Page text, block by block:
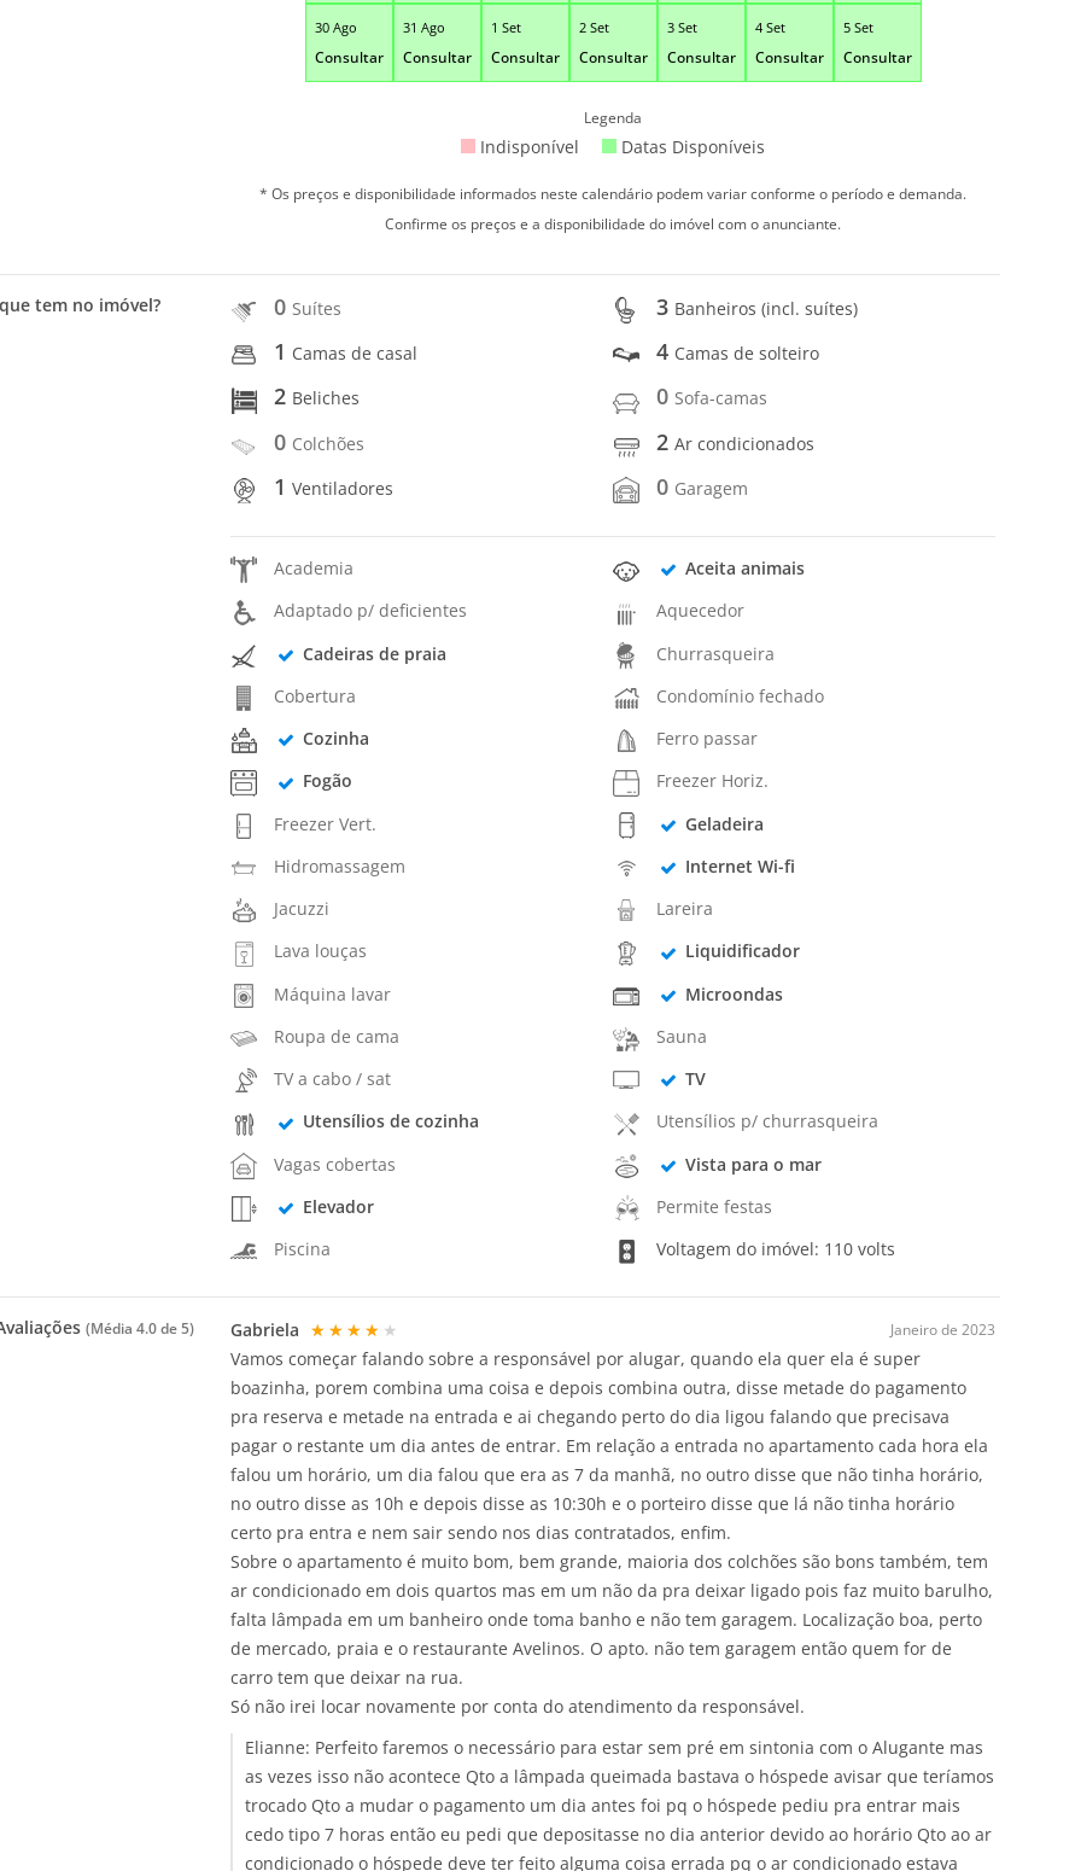
30 Ago
Consultar
31 Ago
Consultar
1 Set
Consultar
2 Set
Consultar
3 Set
Consultar
4 Set
Consultar
5 Set
Consultar
Legenda
Indisponível Datas Disponíveis
* Os preços e disponibilidade informados neste calendário podem variar conforme o período e demanda.
Confirme os preços e a disponibilidade do imóvel com o anunciante.
tem no imóvel? 0 Suítes 3 Banheiros (incl. suítes)
1 Camas de casal 4 Camas de solteiro
2 Beliches 0 Sofa-camas
0 Colchões 2Ar condicionados
1Ventiladores 0 Garagem
Academia
Aceita animais
Adaptado p/ deficientes
Aquecedor
Cadeiras de praia
Churrasqueira
Cobertura
Condomínio fechado
Cozinha
Ferro passar
Fogão
Freezer Horiz.
Freezer Vert.
Geladeira
Hidromassagem
Internet Wi-fi
Jacuzzi
Lareira
Lava louças
Liquidificador
Máquina lavar
Microondas
Roupa de cama
Sauna
TV a cabo / sat
TV
Utensílios de cozinha
Utensílios p/ churrasqueira
Vagas cobertas
Vista para o mar
Elevador
Permite festas
Piscina
Voltagem do imóvel: 110 volts
(Média 4.0 de 5) Janeiro de 2023
Gabriela ★★★★★
Vamos começar falando sobre a responsável por alugar, quando ela quer ela é super
boazinha, porem combina uma coisa e depois combina outra, disse metade do pagamento
pra reserva e metade na entrada e ai chegando perto do dia ligou falando que precisava
pagar o restante um dia antes de entrar. Em relação a entrada no apartamento cada hora ela
falou um horário, um dia falou que era as 7 da manhã, no outro disse que não tinha horário,
no outro disse as 10h e depois disse as 10:30h e o porteiro disse que lá não tinha horário
certo pra entra e nem sair sendo nos dias contratados, enfim.
Sobre o apartamento é muito bom, bem grande, maioria dos colchões são bons também, tem
ar condicionado em dois quartos mas em um não da pra deixar ligado pois faz muito barulho,
falta lâmpada em um banheiro onde toma banho e não tem garagem. Localização boa, perto
de mercado, praia e o restaurante Avelinos. O apto. não tem garagem então quem for de
carro tem que deixar na rua.
Só não irei locar novamente por conta do atendimento da responsável.
Elianne: Perfeito faremos o necessário para estar sem pré em sintonia com o Alugante mas
as vezes isso não acontece Qto a lâmpada queimada bastava o hóspede avisar que teríamos
trocado Qto a mudar o pagamento um dia antes foi pq o hóspede pediu pra entrar mais
cedo tipo 7 horas então eu pedi que depositasse no dia anterior devido ao horário Qto ao ar
condicionado o hóspede deve ter feito alguma coisa errada pq o ar condicionado estava